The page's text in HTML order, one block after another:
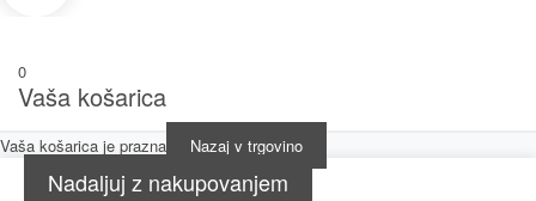
Orodja z baterijami
0
Vaša košarica
Vaša košarica je prazna Nazaj v trgovino
Nadaljuj z nakupovanjem